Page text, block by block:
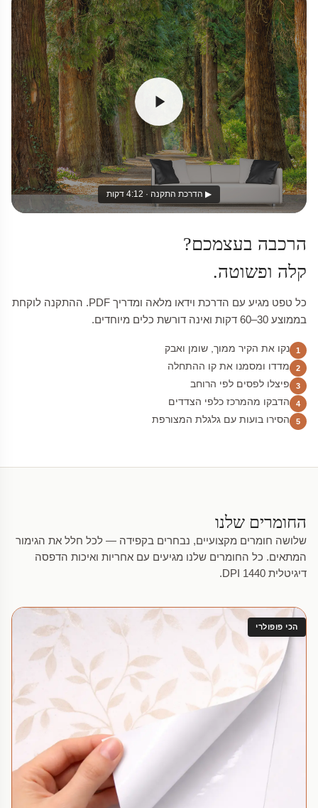
▶ הדרכת התקנה · 4:12 דקות
הרכבה בעצמכם?
קלה ופשוטה.
כל טפט מגיע עם הדרכת וידאו מלאה ומדריך PDF. ההתקנה לוקחת
בממוצע 30–60 דקות ואינה דורשת כלים מיוחדים.
1 נקו את הקיר ממוך, שומן ואבק
2 מדדו ומסמנו את קו ההתחלה
3 פיצלו לפסים לפי הרוחב
4 הדבקו מהמרכז כלפי הצדדים
5 הסירו בועות עם גלגלת המצורפת
החומרים שלנו
שלושה חומרים מקצועיים, נבחרים בקפידה — לכל חלל את הגימור
המתאים. כל החומרים שלנו מגיעים עם אחריות ואיכות הדפסה
דיגיטלית 1440 DPI.
הכי פופולרי